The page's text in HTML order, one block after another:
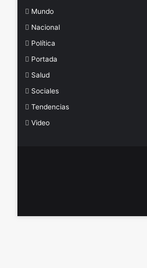
Mundo
Nacional
Política
Portada
Salud
Sociales
Tendencias
Video